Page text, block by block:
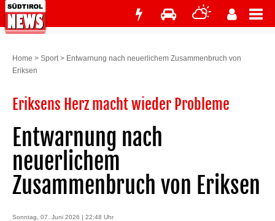
Home > Sport> Entwarnung nach neuerlichem Zusammenbruch von
Eriksen
Eriksens Herz macht wieder Probleme
Entwarnung nach
neuerlichem
Zusammenbruch von Eriksen
Sonntag, 07. Juni 2026 | 22:48 Uhr